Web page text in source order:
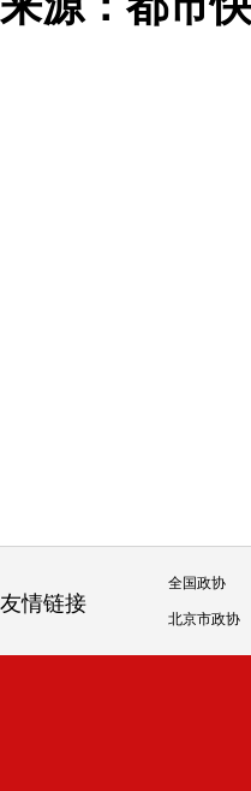
友情链接
全国政协
北京市政协